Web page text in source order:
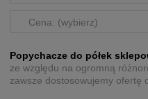
Cena: (wybierz)
Popychacze do półek
ze względu na ogromną
zawsze dostosowujemy ofertę